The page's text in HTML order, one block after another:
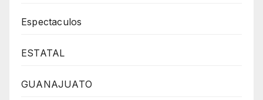
Espectaculos
ESTATAL
GUANAJUATO